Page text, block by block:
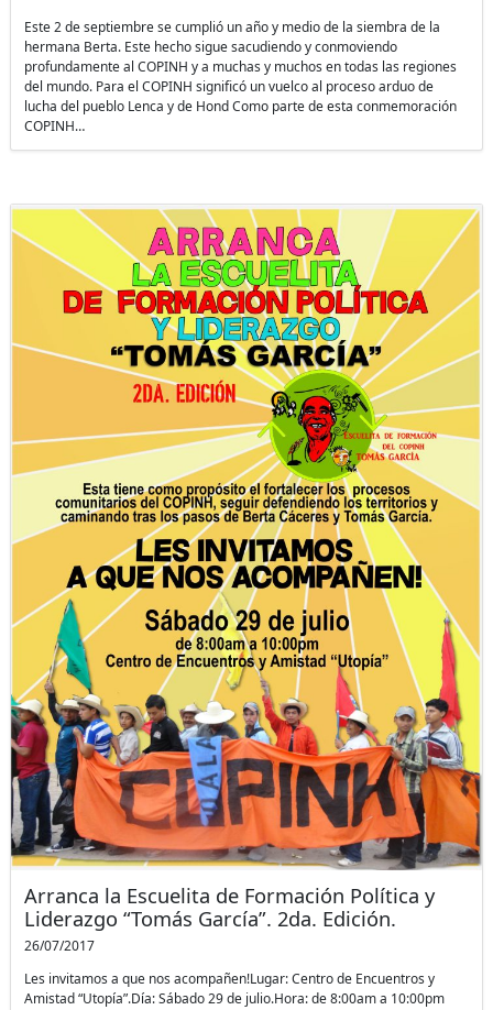
Este 2 de septiembre se cumplió un año y medio de la siembra de la
hermana Berta. Este hecho sigue sacudiendo y conmoviendo
profundamente al COPINH y a muchas y muchos en todas las regiones
del mundo. Para el COPINH significó un vuelco al proceso arduo de
lucha del pueblo Lenca y de Hond Como parte de esta conmemoración
COPINH…
Arranca la Escuelita de Formación Política y
Liderazgo “Tomás García”. 2da. Edición.
26/07/2017
Les invitamos a que nos acompañen!Lugar: Centro de Encuentros y
Amistad “Utopía”.Día: Sábado 29 de julio.Hora: de 8:00am a 10:00pm